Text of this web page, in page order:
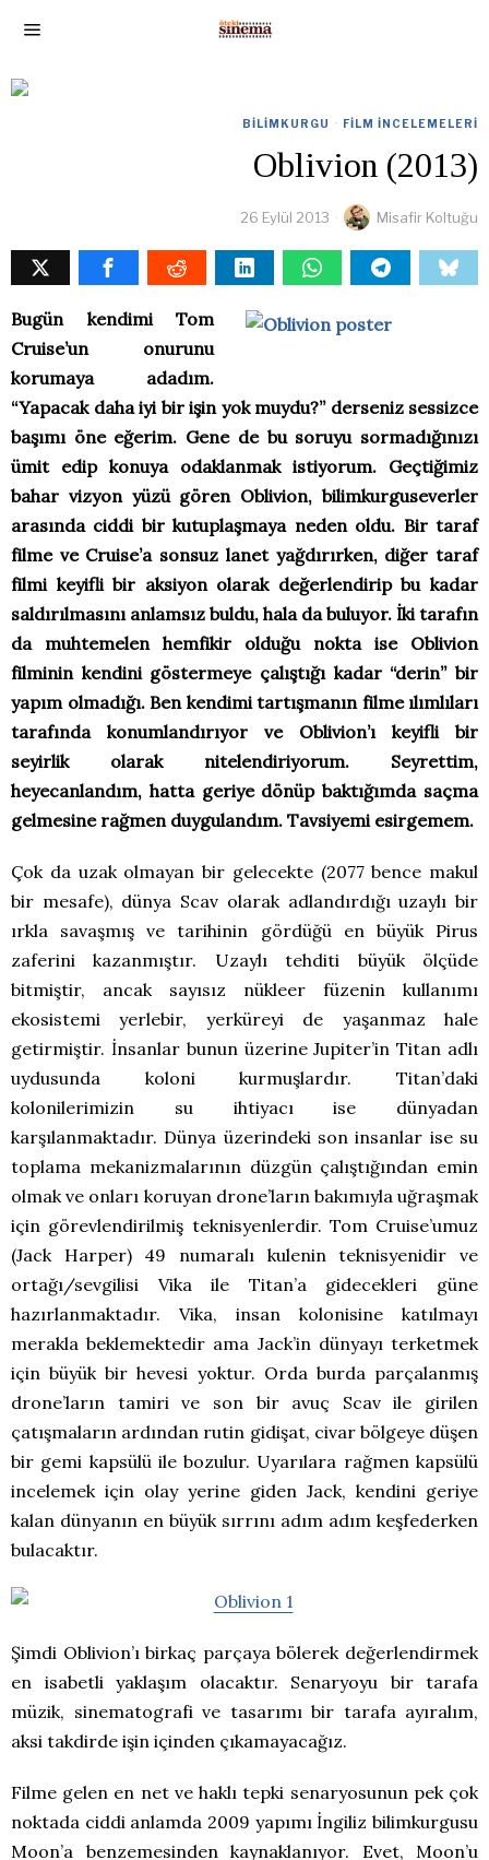
BILIMKURGU · FILM İNCELEMELERI
Oblivion (2013)
26 Eylül 2013 Misafir Koltuğu
Bugün kendimi Tom
Cruise’un onurunu
korumaya adadım.
“Yapacak daha iyi bir işin yok muydu?” derseniz sessizce
başımı öne eğerim. Gene de bu soruyu sormadığınızı
ümit edip konuya odaklanmak istiyorum. Geçtiğimiz
bahar vizyon yüzü gören Oblivion, bilimkurguseverler
arasında ciddi bir kutuplaşmaya neden oldu. Bir taraf
filme ve Cruise’a sonsuz lanet yağdırırken, diğer taraf
filmi keyifli bir aksiyon olarak değerlendirip bu kadar
saldırılmasını anlamsız buldu, hala da buluyor. İki tarafın
da muhtemelen hemfikir olduğu nokta ise Oblivion
filminin kendini göstermeye çalıştığı kadar “derin” bir
yapım olmadığı. Ben kendimi tartışmanın filme ılımlıları
tarafında konumlandırıyor ve Oblivion’ı keyifli bir
seyirlik olarak nitelendiriyorum. Seyrettim,
heyecanlandım, hatta geriye dönüp baktığımda saçma
gelmesine rağmen duygulandım. Tavsiyemi esirgemem.
Çok da uzak olmayan bir gelecekte (2077 bence makul
bir mesafe), dünya Scav olarak adlandırdığı uzaylı bir
ırkla savaşmış ve tarihinin gördüğü en büyük Pirus
zaferini kazanmıştır. Uzaylı tehditi büyük ölçüde
bitmiştir, ancak sayısız nükleer füzenin kullanımı
ekosistemi yerlebir, yerküreyi de yaşanmaz hale
getirmiştir. İnsanlar bunun üzerine Jupiter’in Titan adlı
uydusunda koloni kurmuşlardır. Titan’daki
kolonilerimizin su ihtiyacı ise dünyadan
karşılanmaktadır. Dünya üzerindeki son insanlar ise su
toplama mekanizmalarının düzgün çalıştığından emin
olmak ve onları koruyan drone’ların bakımıyla uğraşmak
için görevlendirilmiş teknisyenlerdir. Tom Cruise’umuz
(Jack Harper) 49 numaralı kulenin teknisyenidir ve
ortağı/sevgilisi Vika ile Titan’a gidecekleri güne
hazırlanmaktadır. Vika, insan kolonisine katılmayı
merakla beklemektedir ama Jack’in dünyayı terketmek
için büyük bir hevesi yoktur. Orda burda parçalanmış
drone’ların tamiri ve son bir avuç Scav ile girilen
çatışmaların ardından rutin gidişat, civar bölgeye düşen
bir gemi kapsülü ile bozulur. Uyarılara rağmen kapsülü
incelemek için olay yerine giden Jack, kendini geriye
kalan dünyanın en büyük sırrını adım adım keşfederken
bulacaktır.
Şimdi Oblivion’ı birkaç parçaya bölerek değerlendirmek
en isabetli yaklaşım olacaktır. Senaryoyu bir tarafa
müzik, sinematografi ve tasarımı bir tarafa ayıralım,
aksi takdirde işin içinden çıkamayacağız.
Filme gelen en net ve haklı tepki senaryosunun pek çok
noktada ciddi anlamda 2009 yapımı İngiliz bilimkurgusu
Moon’a benzemesinden kaynaklanıyor. Evet, Moon’u